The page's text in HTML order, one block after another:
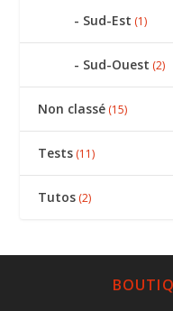
Sud-Est (1)
Sud-Ouest (2)
Non classé (15)
Tests (11)
Tutos (2)